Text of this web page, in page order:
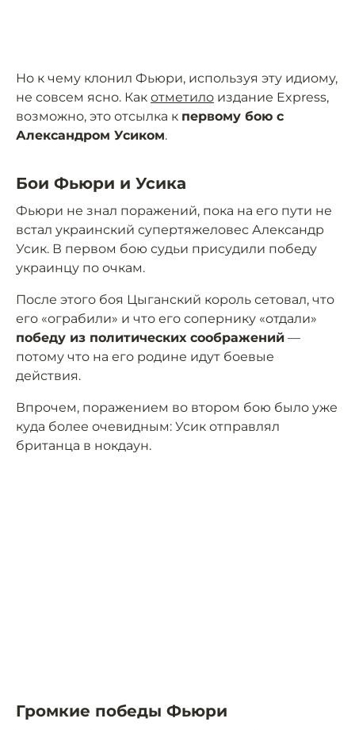
Но к чему клонил Фьюри, используя эту идиому,
не совсем ясно. Как отметило издание Express,
возможно, это отсылка к первому бою с
Александром Усиком.
Бои Фьюри и Усика
Фьюри не знал поражений, пока на его пути не
встал украинский супертяжеловес Александр
Усик. В первом бою судьи присудили победу
украинцу по очкам.
После этого боя Цыганский король сетовал, что
его «ограбили» и что его сопернику «отдали»
победу из политических соображений —
потому что на его родине идут боевые
действия.
Впрочем, поражением во втором бою было уже
куда более очевидным: Усик отправлял
британца в нокдаун.
Громкие победы Фьюри